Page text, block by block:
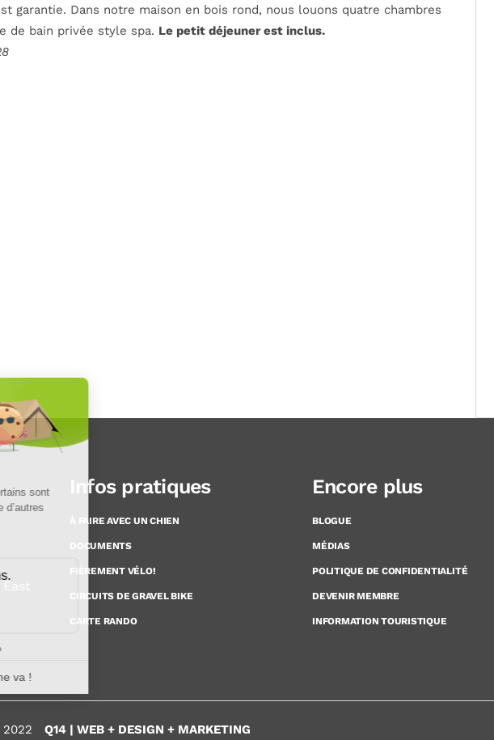
garantie. Dans notre maison en bois rond, nous louons quatre chambres
de bain privée style spa. Le petit déjeuner est inclus.
Infos pratiques
À FAIRE AVEC UN CHIEN
DOCUMENTS
FIÈREMENT VÉLO!
CIRCUITS DE GRAVEL BIKE
CARTE RANDO
Encore plus
BLOGUE
MÉDIAS
POLITIQUE DE CONFIDENTIALITÉ
DEVENIR MEMBRE
INFORMATION TOURISTIQUE
2022 Q14 | WEB + DESIGN + MARKETING